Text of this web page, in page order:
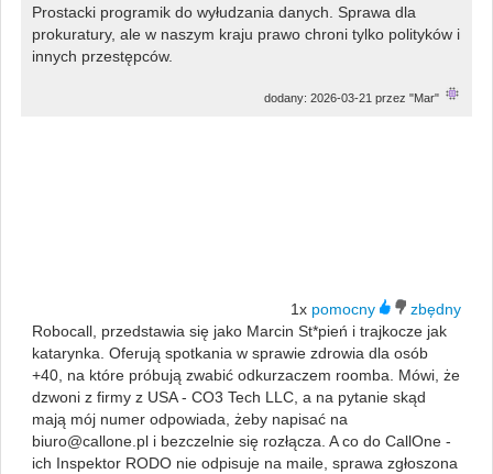
Prostacki programik do wyłudzania danych. Sprawa dla
prokuratury, ale w naszym kraju prawo chroni tylko polityków i
innych przestępców.
dodany: 2026-03-21 przez "Mar"
1x
Robocall, przedstawia się jako Marcin St*pień i trajkocze jak
katarynka. Oferują spotkania w sprawie zdrowia dla osób
+40, na które próbują zwabić odkurzaczem roomba. Mówi, że
dzwoni z firmy z USA - CO3 Tech LLC, a na pytanie skąd
mają mój numer odpowiada, żeby napisać na
biuro@callone.pl i bezczelnie się rozłącza. A co do CallOne -
ich Inspektor RODO nie odpisuje na maile, sprawa zgłoszona